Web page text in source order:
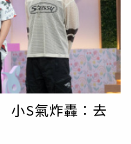
小S氣炸轟：去